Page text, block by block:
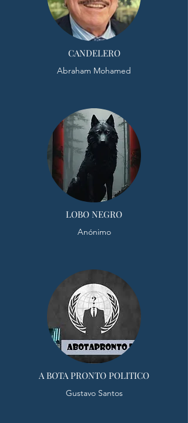
CANDELERO
Abraham Mohamed
LOBO NEGRO
Anónimo
A BOTA PRONTO POLITICO
Gustavo Santos